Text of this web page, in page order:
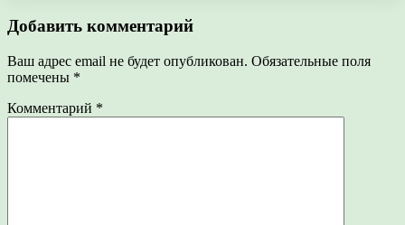
Добавить комментарий
Ваш адрес email не будет опубликован. Обязательные поля
помечены *
Комментарий *